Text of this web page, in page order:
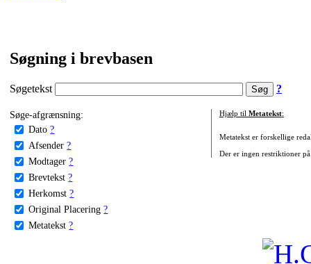
Søgning i brevbasen
Søgetekst ?
Søge-afgrænsning:
Dato ?
Afsender ?
Modtager ?
Brevtekst ?
Herkomst ?
Original Placering ?
Metatekst ?
Hjælp til Metatekst:
Metatekst er forskellige
Der er ingen restriktioner